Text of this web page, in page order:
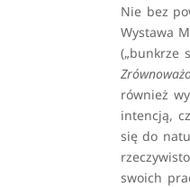
Nie bez
Wystawa
(„bunkrze
również
intencją,
się do
swoich